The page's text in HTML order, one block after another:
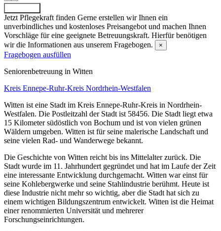
Jetzt Pflegekraft finden Gerne erstellen wir Ihnen ein
unverbindliches und kostenloses Preisangebot und machen Ihnen
Vorschläge für eine geeignete Betreuungskraft. Hierfür benötigen
wir die Informationen aus unserem Fragebogen.
×
Fragebogen ausfüllen
Senioren­betreuung in Witten
Kreis Ennepe-Ruhr-Kreis Nordrhein-Westfalen
Witten ist eine Stadt im Kreis Ennepe-Ruhr-Kreis in Nordrhein-
Westfalen. Die Postleitzahl der Stadt ist 58456. Die Stadt liegt etwa
15 Kilometer südöstlich von Bochum und ist von vielen grünen
Wäldern umgeben. Witten ist für seine malerische Landschaft und
seine vielen Rad- und Wanderwege bekannt.
Die Geschichte von Witten reicht bis ins Mittelalter zurück. Die
Stadt wurde im 11. Jahrhundert gegründet und hat im Laufe der Zeit
eine interessante Entwicklung durchgemacht. Witten war einst für
seine Kohlebergwerke und seine Stahlindustrie berühmt. Heute ist
diese Industrie nicht mehr so wichtig, aber die Stadt hat sich zu
einem wichtigen Bildungszentrum entwickelt. Witten ist die Heimat
einer renommierten Universität und mehrerer
Forschungseinrichtungen.